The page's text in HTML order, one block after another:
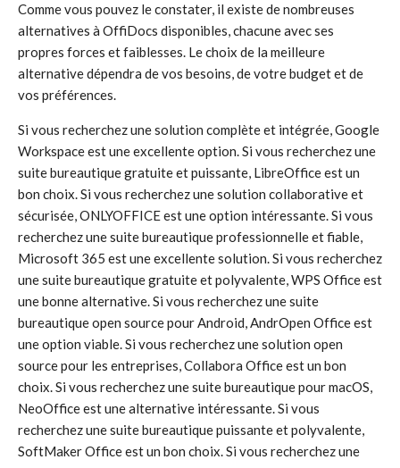
Comme vous pouvez le constater, il existe de nombreuses
alternatives à OffiDocs disponibles, chacune avec ses
propres forces et faiblesses. Le choix de la meilleure
alternative dépendra de vos besoins, de votre budget et de
vos préférences.
Si vous recherchez une solution complète et intégrée, Google
Workspace est une excellente option. Si vous recherchez une
suite bureautique gratuite et puissante, LibreOffice est un
bon choix. Si vous recherchez une solution collaborative et
sécurisée, ONLYOFFICE est une option intéressante. Si vous
recherchez une suite bureautique professionnelle et fiable,
Microsoft 365 est une excellente solution. Si vous recherchez
une suite bureautique gratuite et polyvalente, WPS Office est
une bonne alternative. Si vous recherchez une suite
bureautique open source pour Android, AndrOpen Office est
une option viable. Si vous recherchez une solution open
source pour les entreprises, Collabora Office est un bon
choix. Si vous recherchez une suite bureautique pour macOS,
NeoOffice est une alternative intéressante. Si vous
recherchez une suite bureautique puissante et polyvalente,
SoftMaker Office est un bon choix. Si vous recherchez une